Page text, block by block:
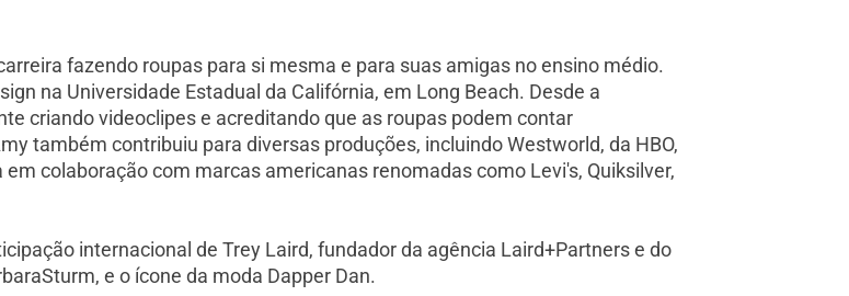
fazendo roupas para si mesma e para suas amigas no ensino médio.
na Universidade Estadual da Califórnia, em Long Beach. Desde a
criando videoclipes e acreditando que as roupas podem contar
também contribuiu para diversas produções, incluindo Westworld, da HBO,
colaboração com marcas americanas renomadas como Levi's, Quiksilver,
internacional de Trey Laird, fundador da agência Laird+Partners e do
e o ícone da moda Dapper Dan.